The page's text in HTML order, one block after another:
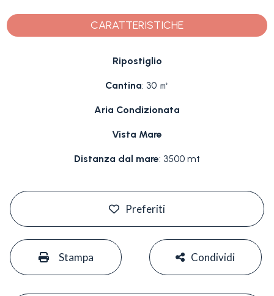
CARATTERISTICHE
Ripostiglio
Cantina: 30 ㎡
Aria Condizionata
Vista Mare
Distanza dal mare: 3500 mt
Preferiti
Stampa Condividi